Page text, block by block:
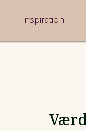
Inspiration